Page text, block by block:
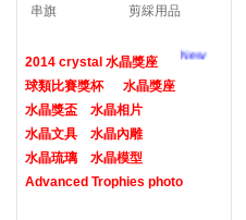
串旗
剪綵用品
2014 crystal 水晶獎座 New
球類比賽獎杯
水晶獎座
水晶獎盃
水晶相片
水晶文具
水晶內雕
水晶琉璃
水晶模型
Advanced Trophies photo